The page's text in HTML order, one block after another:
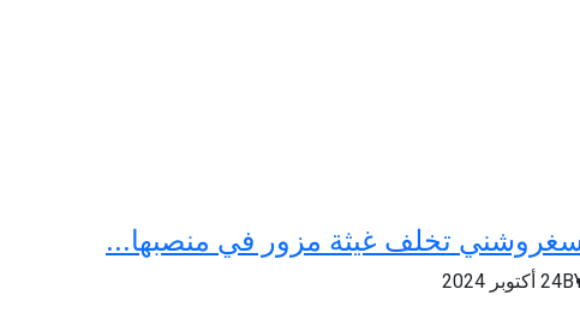
تخلف غيثة مزور في منصبها...
24 أكتوبر 2024